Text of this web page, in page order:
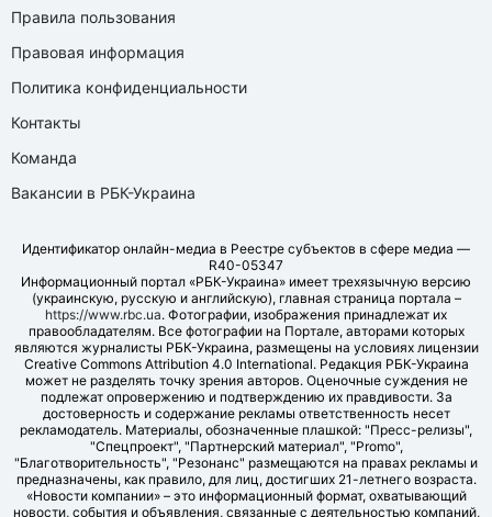
Правила пользования
Правовая информация
Политика конфиденциальности
Контакты
Команда
Вакансии в РБК-Украина
Идентификатор онлайн-медиа в Реестре субъектов в сфере медиа —
R40-05347
Информационный портал «РБК-Украина» имеет трехязычную версию
(украинскую, русскую и английскую), главная страница портала –
https://www.rbc.ua. Фотографии, изображения принадлежат их
правообладателям. Все фотографии на Портале, авторами которых
являются журналисты РБК-Украина, размещены на условиях лицензии
Creative Commons Attribution 4.0 International. Редакция РБК-Украина
может не разделять точку зрения авторов. Оценочные суждения не
подлежат опровержению и подтверждению их правдивости. За
достоверность и содержание рекламы ответственность несет
рекламодатель. Материалы, обозначенные плашкой: "Пресс-релизы",
"Спецпроект", "Партнерский материал", "Promo",
"Благотворительность", "Резонанс" размещаются на правах рекламы и
предназначены, как правило, для лиц, достигших 21-летнего возраста.
«Новости компании» – это информационный формат, охватывающий
новости, события и объявления, связанные с деятельностью компаний,